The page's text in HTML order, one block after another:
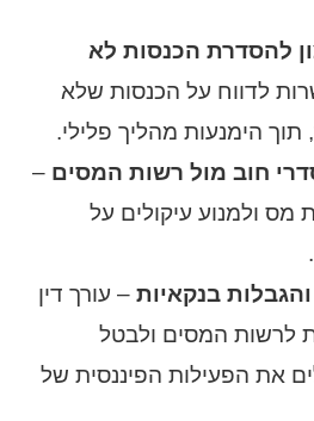
להסדרת הכנסות לא
לדווח על הכנסות שלא
תוך הימנעות מהליך פלילי.
חוב מול רשות המסים –
מס ולמנוע עיקולים על
בנקאיות – עורך דין
לרשות המסים ולבטל
את הפעילות הפיננסית של